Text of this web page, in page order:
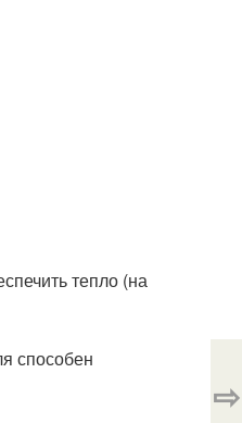
тепло (на
способен
⇨